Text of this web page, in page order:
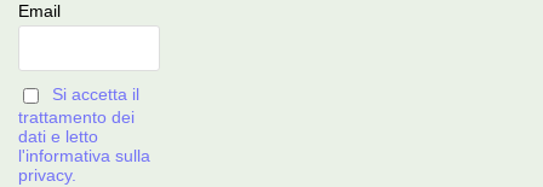
Email
Si accetta il
trattamento dei
dati e letto
l'informativa sulla
privacy.